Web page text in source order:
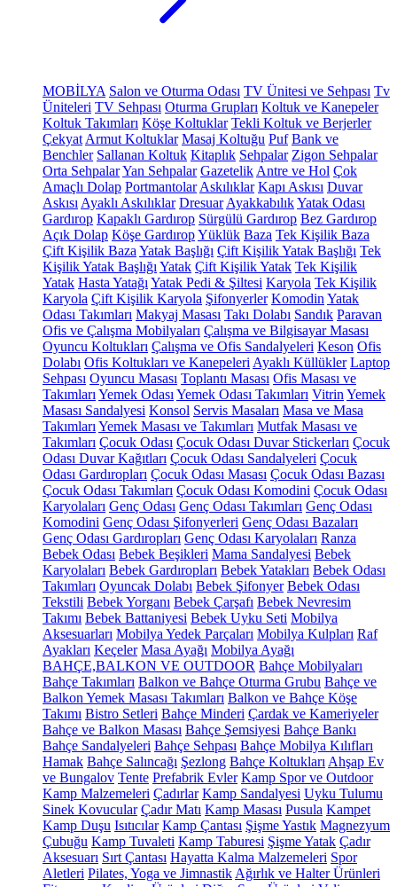
MOBİLYA Salon ve Oturma Odası TV Ünitesi ve Sehpası Tv
Üniteleri TV Sehpası Oturma Grupları Koltuk ve Kanepeler
Koltuk Takımları Köşe Koltuklar Tekli Koltuk ve Berjerler
Çekyat Armut Koltuklar Masaj Koltuğu Puf Bank ve
Benchler Sallanan Koltuk Kitaplık Sehpalar Zigon Sehpalar
Orta SehpalarYan Sehpalar Gazetelik Antre ve Hol Çok
Amaçlı Dolap Portmantolar Askılıklar Kapı Askısı Duvar
Askısı Ayaklı Askılıklar Dresuar AyakkabılıkYatak Odası
Gardırop Kapaklı Gardırop Sürgülü Gardırop Bez Gardırop
Açık Dolap Köşe GardıropYüklük Baza Tek Kişilik Baza
Çift Kişilik Baza Yatak Başlığı Çift Kişilik Yatak Başlığı Tek
Kişilik Yatak Başlığı Yatak Çift Kişilik Yatak Tek Kişilik
Yatak Hasta Yatağı Yatak Pedi & Şiltesi Karyola Tek Kişilik
Karyola Çift Kişilik Karyola Şifonyerler Komodin Yatak
Odası Takımları Makyaj Masası Takı Dolabı Sandık Paravan
Ofis ve Çalışma Mobilyaları Çalışma ve Bilgisayar Masası
Oyuncu Koltukları Çalışma ve Ofis Sandalyeleri Keson Ofis
Dolabı Ofis Koltukları ve Kanepeleri Ayaklı Küllükler Laptop
Sehpası Oyuncu Masası Toplantı Masası Ofis Masası ve
Takımları Yemek Odası Yemek Odası Takımları Vitrin Yemek
Masası Sandalyesi Konsol Servis Masaları Masa ve Masa
Takımları Yemek Masası ve Takımları Mutfak Masası ve
Takımları Çocuk Odası Çocuk Odası Duvar Stickerları Çocuk
Odası Duvar Kağıtları Çocuk Odası Sandalyeleri Çocuk
Odası Gardıropları Çocuk Odası Masası Çocuk Odası Bazası
Çocuk Odası Takımları Çocuk Odası Komodini Çocuk Odası
Karyolaları Genç Odası Genç Odası Takımları Genç Odası
Komodini Genç Odası Şifonyerleri Genç Odası Bazaları
Genç Odası Gardıropları Genç Odası Karyolaları Ranza
Bebek Odası Bebek Beşikleri Mama Sandalyesi Bebek
Karyolaları Bebek Gardıropları Bebek Yatakları Bebek Odası
Takımları Oyuncak Dolabı Bebek Şifonyer Bebek Odası
Tekstili Bebek Yorganı Bebek Çarşafı Bebek Nevresim
Takımı Bebek Battaniyesi Bebek Uyku Seti Mobilya
Aksesuarları Mobilya Yedek Parçaları Mobilya Kulpları Raf
Ayakları Keçeler Masa Ayağı Mobilya Ayağı
BAHÇE,BALKON VE OUTDOOR Bahçe Mobilyaları
Bahçe Takımları Balkon ve Bahçe Oturma Grubu Bahçe ve
Balkon Yemek Masası Takımları Balkon ve Bahçe Köşe
Takımı Bistro Setleri Bahçe Minderi Çardak ve Kameriyeler
Bahçe ve Balkon Masası Bahçe Şemsiyesi Bahçe Bankı
Bahçe Sandalyeleri Bahçe Sehpası Bahçe Mobilya Kılıfları
Hamak Bahçe Salıncağı Şezlong Bahçe Koltukları Ahşap Ev
ve Bungalov Tente Prefabrik Evler Kamp Spor ve Outdoor
Kamp Malzemeleri Çadırlar Kamp Sandalyesi Uyku Tulumu
Sinek Kovucular Çadır Matı Kamp Masası Pusula Kampet
Kamp Duşu Isıtıcılar Kamp Çantası Şişme Yastık Magnezyum
Çubuğu Kamp Tuvaleti Kamp Taburesi Şişme Yatak Çadır
Aksesuarı Sırt Çantası Hayatta Kalma Malzemeleri Spor
Aletleri Pilates, Yoga ve Jimnastik Ağırlık ve Halter Ürünleri